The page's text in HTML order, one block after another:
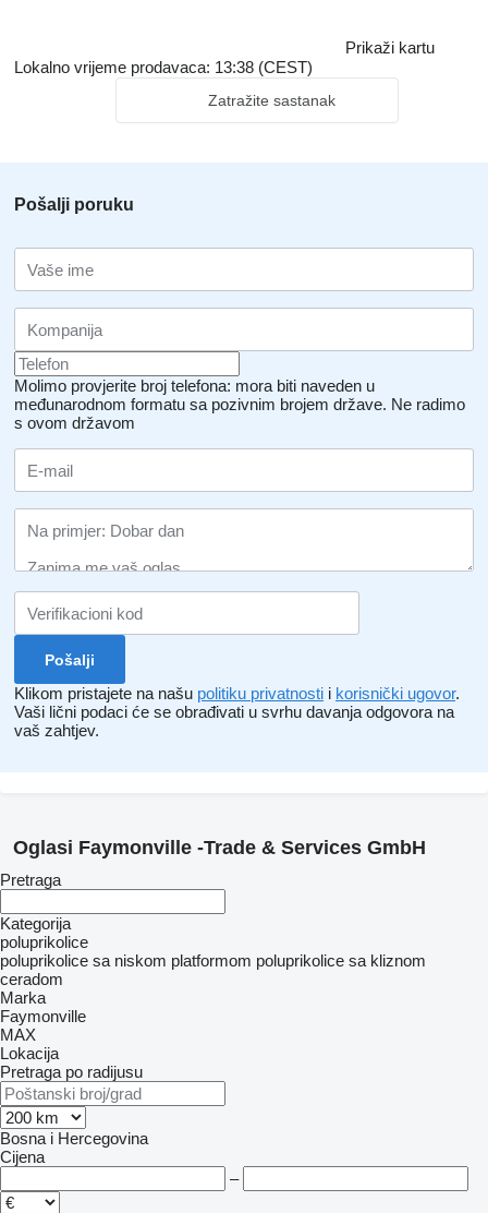
Prikaži kartu
Lokalno vrijeme prodavaca: 13:38 (CEST)
Zatražite sastanak
Pošalji poruku
Molimo provjerite broj telefona: mora biti naveden u
međunarodnom formatu sa pozivnim brojem države. Ne radimo
s ovom državom
Klikom pristajete na našu politiku privatnosti i korisnički ugovor.
Vaši lični podaci će se obrađivati ​​u svrhu davanja odgovora na
vaš zahtjev.
Oglasi Faymonville -Trade & Services GmbH
Pretraga
Kategorija
poluprikolice
poluprikolice sa niskom platformom poluprikolice sa kliznom
ceradom
Marka
Faymonville
MAX
Lokacija
Pretraga po radijusu
Bosna i Hercegovina
Cijena
–